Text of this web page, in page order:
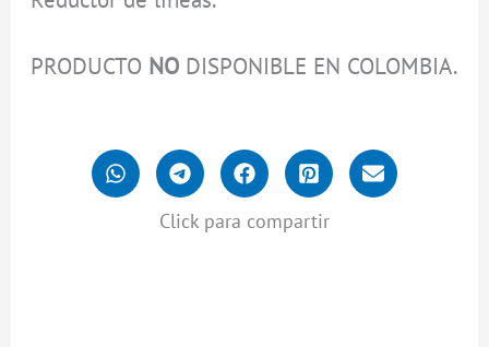
PRODUCTO NODISPONIBLE EN COLOMBIA.
Click para compartir